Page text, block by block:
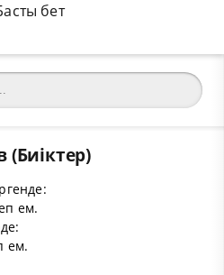
ем.
ем.